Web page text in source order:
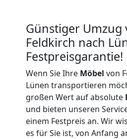
Günstiger Umzug
Feldkirch nach
Festpreisgarantie!
Wenn Sie Ihre Möbel von
Lünen transportieren
großen Wert auf absolute
und bieten unseren
einem Festpreis an. Wir
es für Sie ist, von Anfang
Feldkirch
Expressumzug
Feldkirch
Tragehilfe